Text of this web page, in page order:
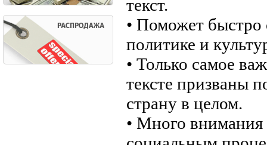
текст.
• Поможет быстро
политике и
• Только самое
тексте призваны
страну в целом.
• Много внимания